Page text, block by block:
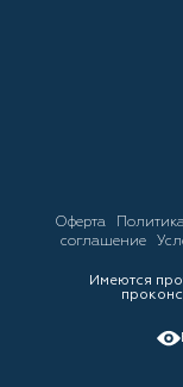
Оферта
соглашение
Имеются